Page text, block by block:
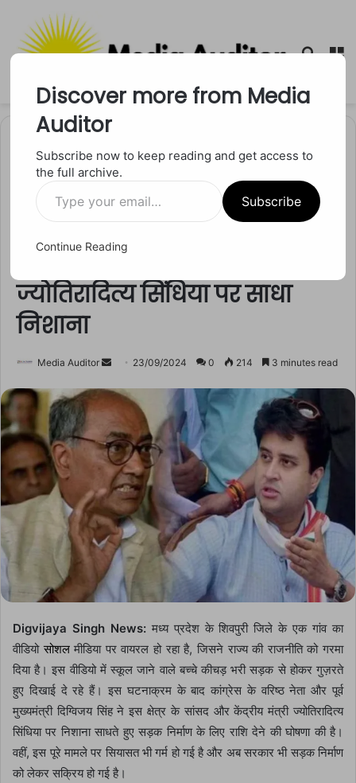
Search
मध्य प्रदेश
Digvijaya Singh News: शिवपुरी
ज्योतिरादित्य सिंधिया पर साधा
निशाना
Media Auditor
Send
email
23/09/2024 0 214 3 minutes read
Digvijaya Singh News:मध्य प्रदेश के शिवपुरी जिले के एक गांव का
वीडियोसोशलमीडिया पर वायरल हो रहा है, जिसने राज्य की राजनीति को गरमा
दिया है। इस वीडियो में स्कूल जाने वाले बच्चे कीचड़ भरी सड़क से होकर गुज़रते
हुए दिखाई दे रहे हैं। इस घटनाक्रम के बाद कांग्रेस के वरिष्ठ नेता और पूर्व
मुख्यमंत्री दिग्विजय सिंह ने इस क्षेत्र के सांसद और केंद्रीय मंत्री ज्योतिरादित्य
सिंधिया पर निशाना साधते हुए सड़क निर्माण के लिए राशि देने की घोषणा की है।
वहीं, इस पूरे मामले पर सियासत भी गर्म हो गई है और अब सरकार भी सड़क निर्माण
को लेकर सक्रिय हो गई है।
Discover more from Media
Auditor
Subscribe now to keep reading and get access to
the full archive.
Type
your
email…
Subscribe
Continue Reading